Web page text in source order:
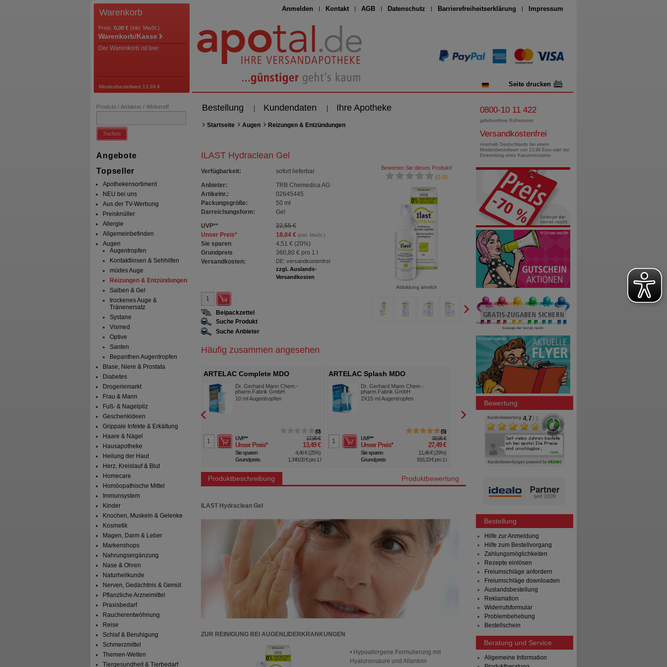
Anmelden Kontakt AGB Datenschutz Barrierefreiheitserklärung Impressum
Seite drucken
Warenkorb
Preis: 0,00 € (inkl. MwSt.)
Warenkorb/Kasse
Der Warenkorb ist leer
Mindestbestellwert 13,99 €
Bestellung Kundendaten Ihre Apotheke
Produkt / Anbieter / Wirkstoff
Suchen
Angebote
Topseller
Apothekensortiment
NEU bei uns
Aus der TV-Werbung
Preisknüller
Allergie
Allgemeinbefinden
Augen
Augentropfen
Kontaktlinsen & Sehhilfen
müdes Auge
Reizungen & Entzündungen
Salben & Gel
trockenes Auge &
Tränenersatz
Systane
Vismed
Optive
Santen
Bepanthen Augentropfen
Blase, Niere & Prostata
Diabetes
Drogeriemarkt
Frau & Mann
Fuß- & Nagelpilz
Geschenkideen
Grippale Infekte & Erkältung
Haare & Nägel
Hausapotheke
Heilung der Haut
Herz, Kreislauf & Blut
Homecare
Homöopathische Mittel
Immunsystem
Kinder
Knochen, Muskeln & Gelenke
Kosmetik
Magen, Darm & Leber
Markenshops
Nahrungsergänzung
Nase & Ohren
Naturheilkunde
Nerven, Gedächtnis & Gemüt
Pflanzliche Arzneimittel
Praxisbedarf
Raucherentwöhnung
Reise
Schlaf & Beruhigung
Schmerzmittel
Themen-Welten
Tiergesundheit & Tierbedarf
Startseite Augen Reizungen & Entzündungen
ILAST Hydraclean Gel
Verfügbarkeit:
sofort lieferbar
Anbieter:
TRB Chemedica AG
Artikelnr.:
02645445
Packungsgröße:
50 ml
Darreichungsform:
Gel
UVP**
22,55 €
Unser Preis* 18,04 €(inkl. MwSt.)
Sie sparen 4,51 € (20%)
Grundpreis
360,80 €pro 1 l
Versandkosten:
DE: versandkostenfrei
zzgl. Auslands-
Versandkosten
Bewerten Sie dieses Produkt!
(0.0)
Abbildung ähnlich
Beipackzettel
Suche Produkt
Suche Anbieter
Häufig zusammen angesehen
ARTELAC Nighttime Gel
Dr. Gerhard Mann Chem.-
pharm.Fabrik GmbH
1X10gAugengel
UVP **
Unser Preis*
Sie sparen
Grundpreis
ARTELAC Complete MDO
AugentropfenDr. Gerhard Mann Chem.-
pharm.Fabrik GmbH
10 mlAugentropfen
0
UVP** 17,95 €
Unser Preis* 13,49 €
Sie sparen 4,46 €(25%)
Grundpreis
1.349,00 €pro 1 l
ARTELAC Splash MDO
AugentropfenDr. Gerhard Mann Chem.-
pharm.Fabrik GmbH
2X15 mlAugentropfen
5
UVP** 38,95 €
Unser Preis* 27,49 €
Sie sparen 11,46 €(29%)
Grundpreis
916,33 €pro 1 l
ARTELAC SplashEDO
AugentropfenDr. Gerhard Mann Chem.-
pharm.Fabrik GmbH
9,50 €
Unser Preis* 6,89 €
2,61 €(27%
Grundpreis
1.378,00 €pro 1 l
Produktbeschreibung Produktbewertung
ILAST Hydraclean Gel
ZUR REINIGUNG BEI AUGENLIDERKRANKUNGEN
• Hypoallergene Formulierung mit
Hyaluronsäure und Allantoin
0800-10 11 422
gebührenfreie Rufnummer
Versandkostenfrei
innerhalb Deutschlands bei einem
Mindestbestellwert von 13,99 Euro oder bei
Einsendung eines Kassenrezeptes
Bewertung
Bestellung
Hilfe zur Anmeldung
Hilfe zum Bestellvorgang
Zahlungsmöglichkeiten
Rezepte einlösen
Freiumschläge anfordern
Freiumschläge downloaden
Auslandsbestellung
Reklamation
Widerrufsformular
Problembehebung
Bestellschein
Beratung und Service
Allgemeine Information